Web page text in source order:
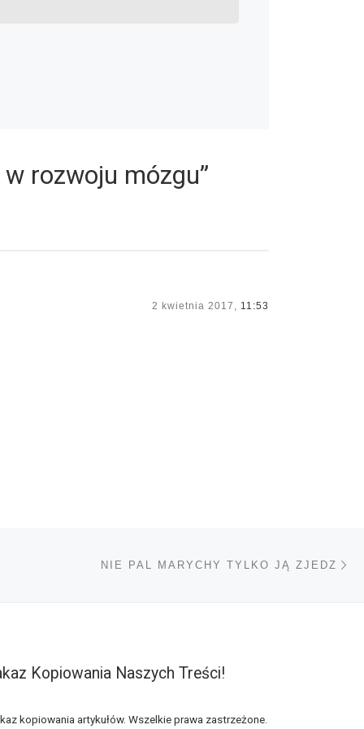
rozwoju mózgu”
2 kwietnia 2017, 11:53
NIE PAL MARYCHY TYLKO JĄ ZJEDZ
Kopiowania Naszych Treści!
kopiowania artykułów. Wszelkie prawa zastrzeżone.